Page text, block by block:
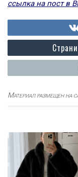
ссылка на пост в
Материал размещен на